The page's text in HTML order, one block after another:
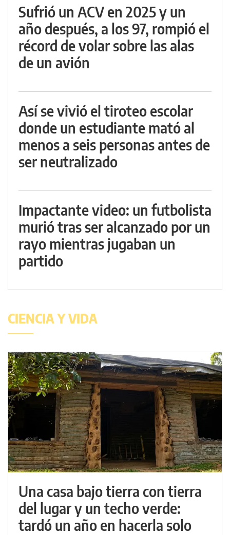
Sufrió un ACV en 2025 y un
año después, a los 97, rompió el
récord de volar sobre las alas
de un avión
Así se vivió el tiroteo escolar
donde un estudiante mató al
menos a seis personas antes de
ser neutralizado
Impactante video: un futbolista
murió tras ser alcanzado por un
rayo mientras jugaban un
partido
CIENCIA Y VIDA
Una casa bajo tierra con tierra
del lugar y un techo verde:
tardó un año en hacerla solo